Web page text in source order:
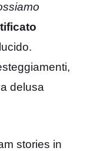
delusa
stories in